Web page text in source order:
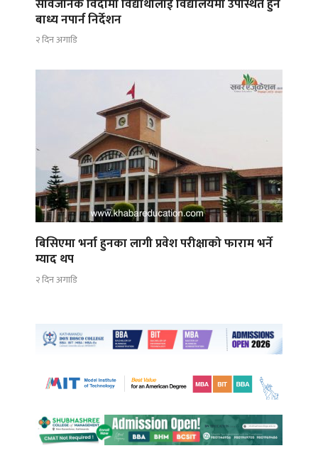
सार्वजनिक विदामा विद्यार्थीलाई विद्यालयमा उपस्थित हुन
बाध्य नपार्न निर्देशन
२ दिन अगाडि
बिसिएमा भर्ना हुनका लागी प्रवेश परीक्षाको फाराम भर्ने
म्याद थप
२ दिन अगाडि